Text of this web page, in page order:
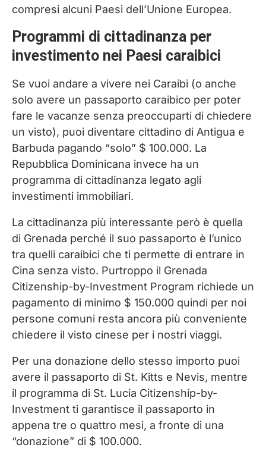
compresi alcuni Paesi dell’Unione Europea.
Programmi di cittadinanza per
investimento nei Paesi caraibici
Se vuoi andare a vivere nei Caraibi (o anche
solo avere un passaporto caraibico per poter
fare le vacanze senza preoccuparti di chiedere
un visto), puoi diventare cittadino di Antigua e
Barbuda pagando “solo” $ 100.000. La
Repubblica Dominicana invece ha un
programma di cittadinanza legato agli
investimenti immobiliari.
La cittadinanza più interessante però è quella
di Grenada perché il suo passaporto è l’unico
tra quelli caraibici che ti permette di entrare in
Cina senza visto. Purtroppo il Grenada
Citizenship-by-Investment Program richiede un
pagamento di minimo $ 150.000 quindi per noi
persone comuni resta ancora più conveniente
chiedere il visto cinese per i nostri viaggi.
Per una donazione dello stesso importo puoi
avere il passaporto di St. Kitts e Nevis, mentre
il programma di St. Lucia Citizenship-by-
Investment ti garantisce il passaporto in
appena tre o quattro mesi, a fronte di una
“donazione” di $ 100.000.